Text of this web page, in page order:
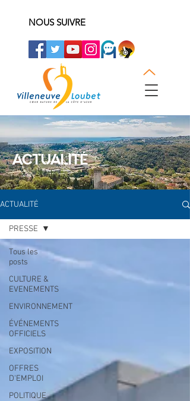
NOUS SUIVRE
ACTUALITÉ
ACTUALITÉ
Tous les
posts
CULTURE &
EVENEMENTS
ENVIRONNEMENT
ÉVÉNEMENTS
OFFICIELS
EXPOSITION
OFFRES
D'EMPLOI
POLITIQUE
PRESSE